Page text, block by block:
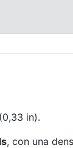
(0,33 in).
, con una